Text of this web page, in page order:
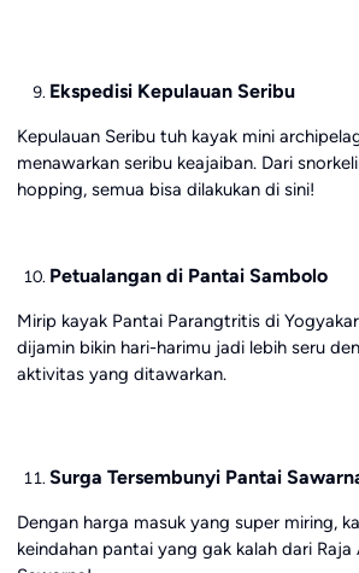
Ekspedisi Kepulauan Seribu
Kepulauan Seribu tuh kayak mini
menawarkan seribu keajaiban. Dari
hopping, semua bisa dilakukan di sini!
Petualangan di Pantai Sambolo
Mirip kayak Pantai Parangtritis di
dijamin bikin hari-harimu jadi lebih seru
aktivitas yang ditawarkan.
Surga Tersembunyi Pantai
Dengan harga masuk yang super miring,
keindahan pantai yang gak kalah dari